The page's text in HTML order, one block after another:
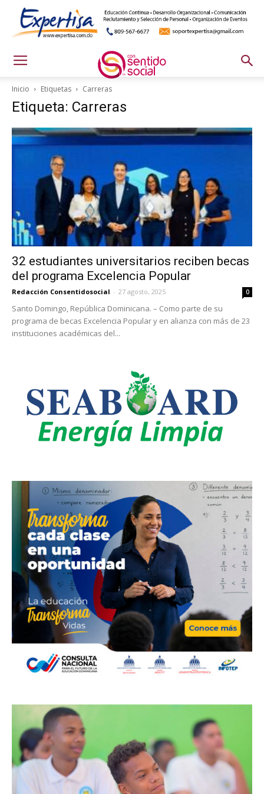
Inicio Etiquetas Carreras
Etiqueta: Carreras
32 estudiantes universitarios reciben becas
del programa Excelencia Popular
Redacción Consentidosocial - 27 agosto, 2025 0
Santo Domingo, República Dominicana. – Como parte de su
programa de becas Excelencia Popular y en alianza con más de 23
instituciones académicas del...